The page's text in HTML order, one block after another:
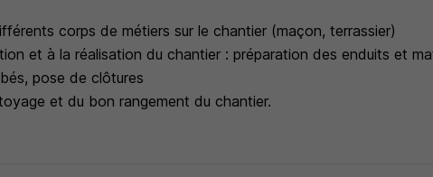
corps de métiers sur le chantier (maçon, terrassier)
et à la réalisation du chantier : préparation des enduits et
pose de clôtures
et du bon rangement du chantier.